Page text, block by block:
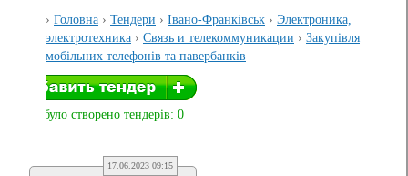
Головна Тендери Івано-Франківськ
Электроника,
электротехника
Связь и телекоммуникации
Закупівля
мобільних телефонів та павербанків
Вами було створено тендерів: 0
17.06.2023 09:15